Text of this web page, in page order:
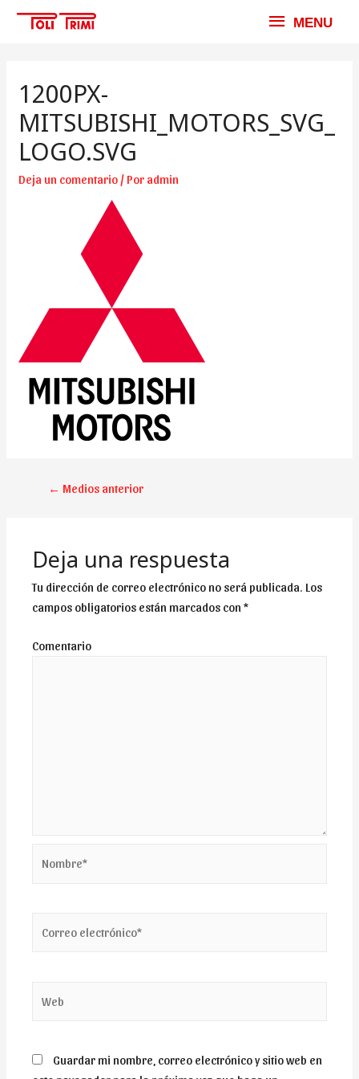
MENU
MENU
1200PX-
MITSUBISHI_MOTORS_SVG_
LOGO.SVG
Deja un comentario / Por admin
NAVEGACIÓN
← Medios anterior
Deja una respuesta
Tu dirección de correo electrónico no será publicada. Los
campos obligatorios están marcados con*
Comentario
electrónico*
Guardar mi nombre, correo electrónico y sitio web en